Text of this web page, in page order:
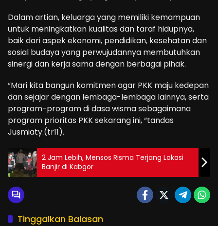
Dalam artian, keluarga yang memiliki kemampuan
untuk meningkatkan kualitas dan taraf hidupnya,
baik dari aspek ekonomi, pendidikan, kesehatan dan
sosial budaya yang perwujudannya membutuhkan
sinergi dan kerja sama dengan berbagai pihak.
“Mari kita bangun komitmen agar PKK maju kedepan
dan sejajar dengan lembaga-lembaga lainnya, serta
program-program di dasa wisma sebagaimana
program prioritas PKK sekarang ini, “tandas
Jusmiaty.(tr11).
2 Jam Lebih, Mensos Risma Terjang Lokasi
Banjir di Kabgor
Tinggalkan Balasan